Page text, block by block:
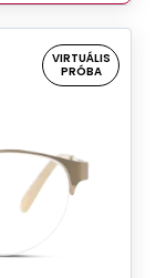
VIRTUÁLIS
PRÓBA